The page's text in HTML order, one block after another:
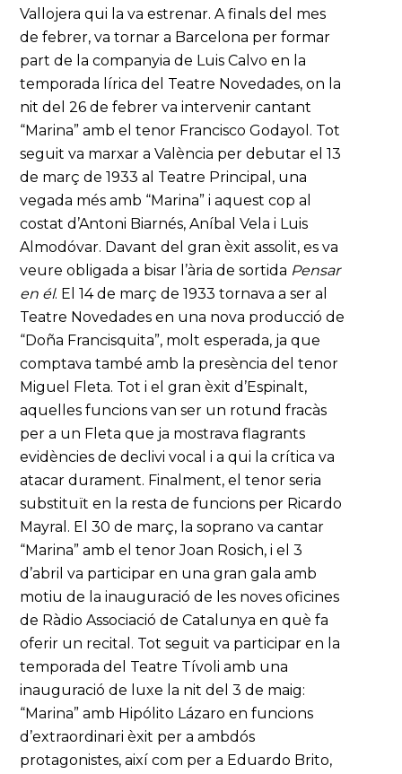
Vallojera qui la va estrenar. A finals del mes
de febrer, va tornar a Barcelona per formar
part de la companyia de Luis Calvo en la
temporada lírica del Teatre Novedades, on la
nit del 26 de febrer va intervenir cantant
“Marina” amb el tenor Francisco Godayol. Tot
seguit va marxar a València per debutar el 13
de març de 1933 al Teatre Principal, una
vegada més amb “Marina” i aquest cop al
costat d’Antoni Biarnés, Aníbal Vela i Luis
Almodóvar. Davant del gran èxit assolit, es va
veure obligada a bisar l’ària de sortida Pensar
en él. El 14 de març de 1933 tornava a ser al
Teatre Novedades en una nova producció de
“Doña Francisquita”, molt esperada, ja que
comptava també amb la presència del tenor
Miguel Fleta. Tot i el gran èxit d’Espinalt,
aquelles funcions van ser un rotund fracàs
per a un Fleta que ja mostrava flagrants
evidències de declivi vocal i a qui la crítica va
atacar durament. Finalment, el tenor seria
substituït en la resta de funcions per Ricardo
Mayral. El 30 de març, la soprano va cantar
“Marina” amb el tenor Joan Rosich, i el 3
d’abril va participar en una gran gala amb
motiu de la inauguració de les noves oficines
de Ràdio Associació de Catalunya en què fa
oferir un recital. Tot seguit va participar en la
temporada del Teatre Tívoli amb una
inauguració de luxe la nit del 3 de maig:
“Marina” amb Hipólito Lázaro en funcions
d’extraordinari èxit per a ambdós
protagonistes, així com per a Eduardo Brito,